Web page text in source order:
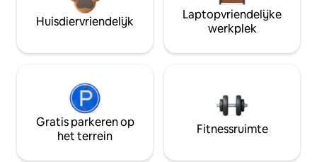
Huisdiervriendelijk
Laptopvriendelijke
werkplek
Gratis parkeren op
het terrein
Fitnessruimte